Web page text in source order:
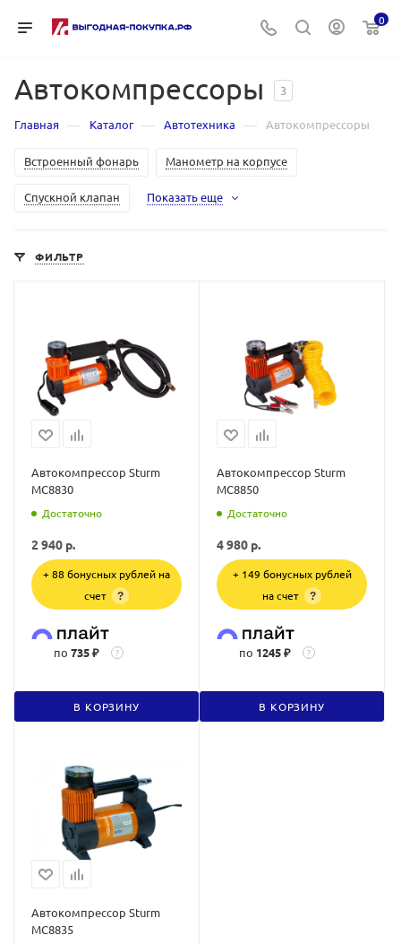
0
Автокомпрессоры 3
Главная — Каталог — Автотехника — Автокомпрессоры
Встроенный фонарь Манометр на корпусе
Спускной клапан Показать еще
ФИЛЬТР
Автокомпрессор Sturm
MC8830
Достаточно
2 940 р.
+ 88 бонусных рублей на
счет
?
по 735 ₽ ?
В КОРЗИНУ
Автокомпрессор Sturm
MC8850
Достаточно
4 980 р.
+ 149 бонусных рублей
на счет
?
по 1245 ₽ ?
В КОРЗИНУ
Автокомпрессор Sturm
MC8835